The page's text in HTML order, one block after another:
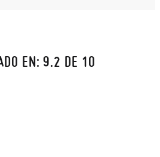
EN: 9.2 DE 10